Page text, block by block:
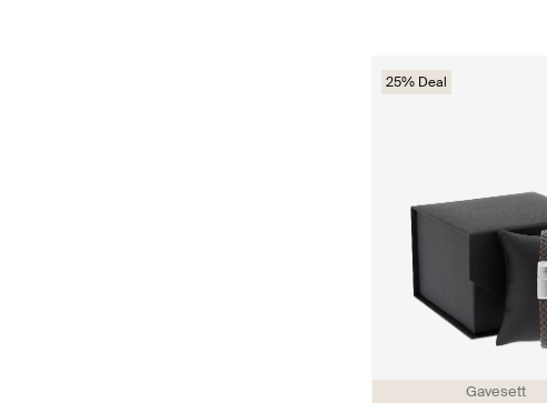
Gavesett
25% Deal